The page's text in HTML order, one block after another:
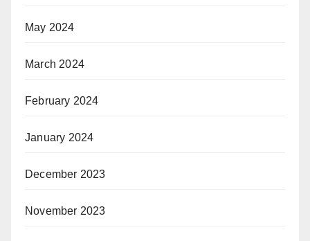
May 2024
March 2024
February 2024
January 2024
December 2023
November 2023